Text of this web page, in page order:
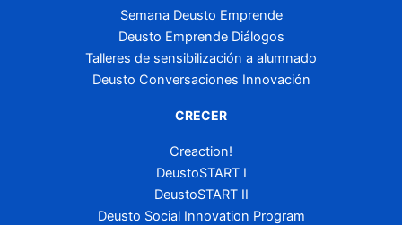
Semana Deusto Emprende
Deusto Emprende Diálogos
Talleres de sensibilización a alumnado
Deusto Conversaciones Innovación
CRECER
Creaction!
DeustoSTART I
DeustoSTART II
Deusto Social Innovation Program